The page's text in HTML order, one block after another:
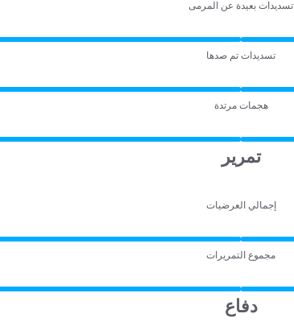
تسديدات بعيدة عن المرمى
تسديدات تم صدها
هجمات مرتدة
تمرير
إجمالي العرضيات
مجموع التمريرات
دفاع